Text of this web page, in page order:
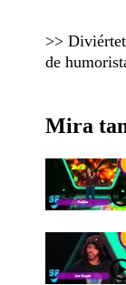
>>
de
Mira